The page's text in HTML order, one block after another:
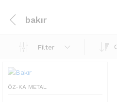
bakır
Filter
ÖZ-KA METAL